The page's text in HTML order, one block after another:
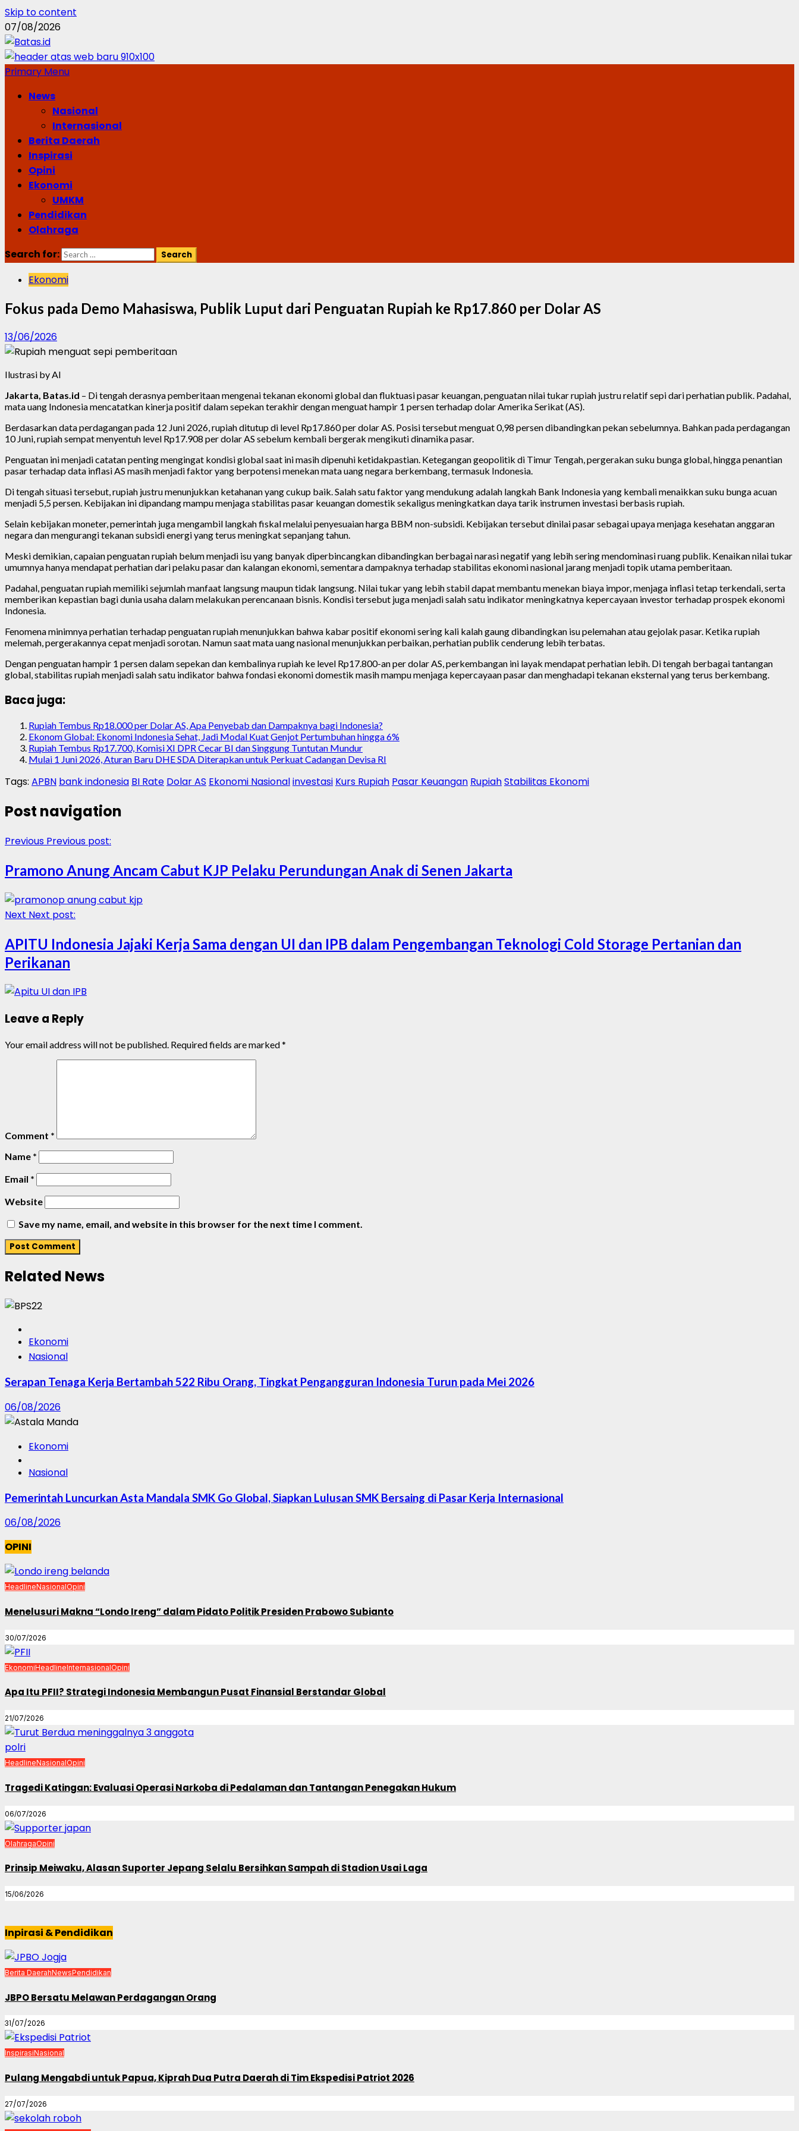
Skip to content
07/08/2026
Primary Menu
News
Nasional
Internasional
Berita Daerah
Inspirasi
Opini
Ekonomi
UMKM
Pendidikan
Olahraga
Search for:
Ekonomi
Fokus pada Demo Mahasiswa, Publik Luput dari Penguatan Rupiah ke Rp17.860 per Dolar AS
13/06/2026
Ilustrasi by AI
Jakarta, Batas.id – Di tengah derasnya pemberitaan mengenai tekanan ekonomi global dan fluktuasi pasar keuangan, penguatan nilai tukar rupiah justru relatif sepi dari perhatian publik. Padahal,
mata uang Indonesia mencatatkan kinerja positif dalam sepekan terakhir dengan menguat hampir 1 persen terhadap dolar Amerika Serikat (AS).
Berdasarkan data perdagangan pada 12 Juni 2026, rupiah ditutup di level Rp17.860 per dolar AS. Posisi tersebut menguat 0,98 persen dibandingkan pekan sebelumnya. Bahkan pada perdagangan
10 Juni, rupiah sempat menyentuh level Rp17.908 per dolar AS sebelum kembali bergerak mengikuti dinamika pasar.
Penguatan ini menjadi catatan penting mengingat kondisi global saat ini masih dipenuhi ketidakpastian. Ketegangan geopolitik di Timur Tengah, pergerakan suku bunga global, hingga penantian
pasar terhadap data inflasi AS masih menjadi faktor yang berpotensi menekan mata uang negara berkembang, termasuk Indonesia.
Di tengah situasi tersebut, rupiah justru menunjukkan ketahanan yang cukup baik. Salah satu faktor yang mendukung adalah langkah Bank Indonesia yang kembali menaikkan suku bunga acuan
menjadi 5,5 persen. Kebijakan ini dipandang mampu menjaga stabilitas pasar keuangan domestik sekaligus meningkatkan daya tarik instrumen investasi berbasis rupiah.
Selain kebijakan moneter, pemerintah juga mengambil langkah fiskal melalui penyesuaian harga BBM non-subsidi. Kebijakan tersebut dinilai pasar sebagai upaya menjaga kesehatan anggaran
negara dan mengurangi tekanan subsidi energi yang terus meningkat sepanjang tahun.
Meski demikian, capaian penguatan rupiah belum menjadi isu yang banyak diperbincangkan dibandingkan berbagai narasi negatif yang lebih sering mendominasi ruang publik. Kenaikan nilai tukar
umumnya hanya mendapat perhatian dari pelaku pasar dan kalangan ekonomi, sementara dampaknya terhadap stabilitas ekonomi nasional jarang menjadi topik utama pemberitaan.
Padahal, penguatan rupiah memiliki sejumlah manfaat langsung maupun tidak langsung. Nilai tukar yang lebih stabil dapat membantu menekan biaya impor, menjaga inflasi tetap terkendali, serta
memberikan kepastian bagi dunia usaha dalam melakukan perencanaan bisnis. Kondisi tersebut juga menjadi salah satu indikator meningkatnya kepercayaan investor terhadap prospek ekonomi
Indonesia.
Fenomena minimnya perhatian terhadap penguatan rupiah menunjukkan bahwa kabar positif ekonomi sering kali kalah gaung dibandingkan isu pelemahan atau gejolak pasar. Ketika rupiah
melemah, pergerakannya cepat menjadi sorotan. Namun saat mata uang nasional menunjukkan perbaikan, perhatian publik cenderung lebih terbatas.
Dengan penguatan hampir 1 persen dalam sepekan dan kembalinya rupiah ke level Rp17.800-an per dolar AS, perkembangan ini layak mendapat perhatian lebih. Di tengah berbagai tantangan
global, stabilitas rupiah menjadi salah satu indikator bahwa fondasi ekonomi domestik masih mampu menjaga kepercayaan pasar dan menghadapi tekanan eksternal yang terus berkembang.
Baca juga:
Rupiah Tembus Rp18.000 per Dolar AS, Apa Penyebab dan Dampaknya bagi Indonesia?
Ekonom Global: Ekonomi Indonesia Sehat, Jadi Modal Kuat Genjot Pertumbuhan hingga 6%
Rupiah Tembus Rp17.700, Komisi XI DPR Cecar BI dan Singgung Tuntutan Mundur
Mulai 1 Juni 2026, Aturan Baru DHE SDA Diterapkan untuk Perkuat Cadangan Devisa RI
Tags: APBN bank indonesia BI Rate Dolar AS Ekonomi Nasionalinvestasi Kurs Rupiah Pasar Keuangan RupiahStabilitas Ekonomi
Post navigation
Previous Previous post:
Pramono Anung Ancam Cabut KJP Pelaku Perundungan Anak di Senen Jakarta
Next Next post:
APITU Indonesia Jajaki Kerja Sama dengan UI dan IPB dalam Pengembangan Teknologi Cold Storage Pertanian dan
Perikanan
Leave a Reply
Your email address will not be published. Required fields are marked*
Comment *
Name *
Email *
Website
Save my name, email, and website in this browser for the next time I comment.
Related News
Ekonomi
Nasional
Serapan Tenaga Kerja Bertambah 522 Ribu Orang, Tingkat Pengangguran Indonesia Turun pada Mei 2026
06/08/2026
Ekonomi
Nasional
Pemerintah Luncurkan Asta Mandala SMK Go Global, Siapkan Lulusan SMK Bersaing di Pasar Kerja Internasional
06/08/2026
OPINI
HeadlineNasionalOpini
Menelusuri Makna “Londo Ireng” dalam Pidato Politik Presiden Prabowo Subianto
30/07/2026
EkonomiHeadlineInternasionalOpini
Apa Itu PFII? Strategi Indonesia Membangun Pusat Finansial Berstandar Global
21/07/2026
HeadlineNasionalOpini
Tragedi Katingan: Evaluasi Operasi Narkoba di Pedalaman dan Tantangan Penegakan Hukum
06/07/2026
OlahragaOpini
Prinsip Meiwaku, Alasan Suporter Jepang Selalu Bersihkan Sampah di Stadion Usai Laga
15/06/2026
Inpirasi & Pendidikan
Berita DaerahNewsPendidikan
JBPO Bersatu Melawan Perdagangan Orang
31/07/2026
InspirasiNasional
Pulang Mengabdi untuk Papua, Kiprah Dua Putra Daerah di Tim Ekspedisi Patriot 2026
27/07/2026